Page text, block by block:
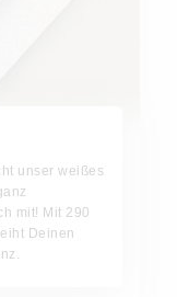
unser weißes
mit! Mit 290
Deinen